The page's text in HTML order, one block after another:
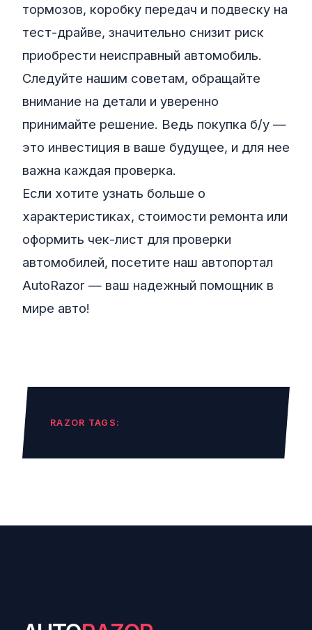
тормозов, коробку передач и подвеску на
тест-драйве, значительно снизит риск
приобрести неисправный автомобиль.
Следуйте нашим советам, обращайте
внимание на детали и уверенно
принимайте решение. Ведь покупка б/у —
это инвестиция в ваше будущее, и для нее
важна каждая проверка.
Если хотите узнать больше о
характеристиках, стоимости ремонта или
оформить чек-лист для проверки
автомобилей, посетите наш автопортал
AutoRazor — ваш надежный помощник в
мире авто!
RAZOR TAGS: